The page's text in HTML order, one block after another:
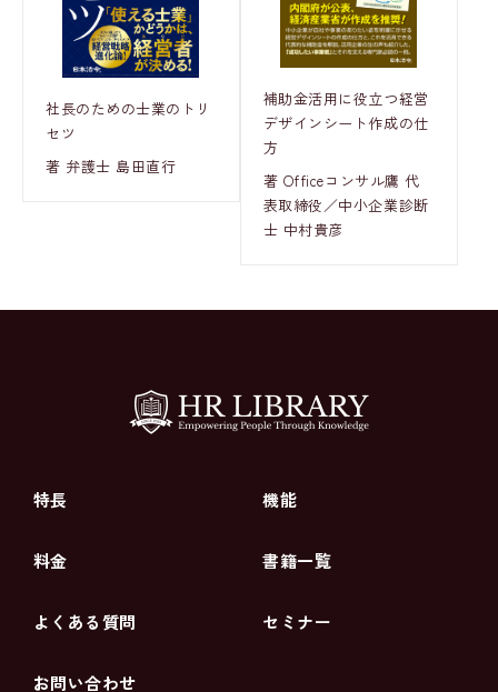
社長のための士業のトリ
セツ
著 弁護士 島田直行
補助金活用に役立つ経営
デザインシート作成の仕
方
著 Officeコンサル鷹 代
表取締役／中小企業診断
士 中村貴彦
特長 機能
料金 書籍一覧
よくある質問 セミナー
お問い合わせ